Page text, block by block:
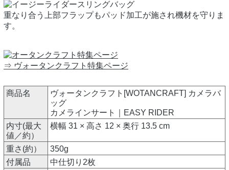
重なり合う上部フラップもパッド加工が施され機材を守りま
す。
⇒ ヴォータンクラフト特集ページ
商品名
ヴォータンクラフト[WOTANCRAFT] カメラバ
ッグ
カメラインサート｜EASY RIDER
内寸(最大
値／約）
横幅 31 × 高さ 12 × 奥行 13.5 cm
重さ(約）
350g
付属品
中仕切り2枚